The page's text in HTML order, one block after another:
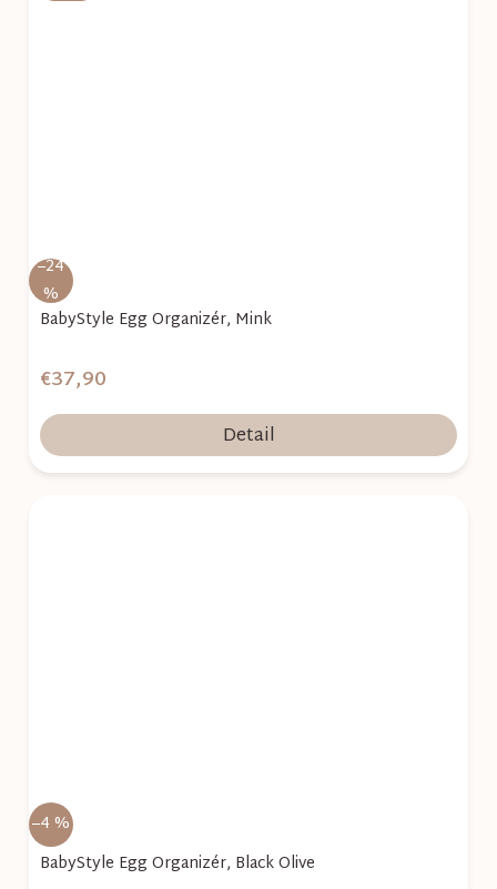
–24
%
BabyStyle Egg Organizér, Mink
€37,90
Detail
–4 %
BabyStyle Egg Organizér, Black Olive